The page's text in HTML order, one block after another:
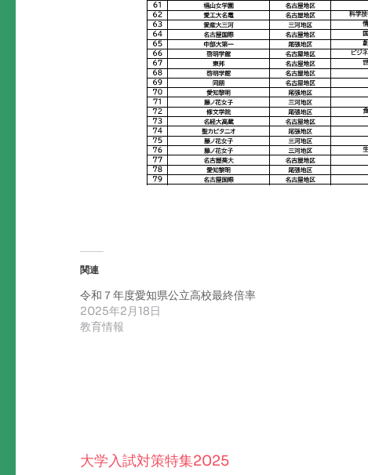
関連
令和７年度愛知県公立高校最終倍率
2025年2月18日
教育情報
投
大学入試対策特集2025